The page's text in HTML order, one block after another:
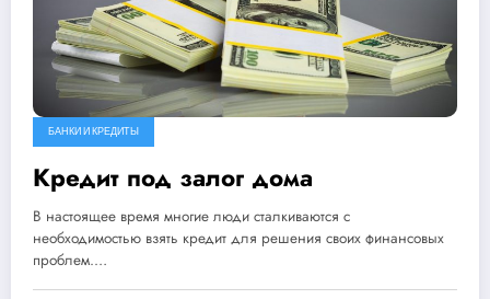
БАНКИ И КРЕДИТЫ
Кредит под залог дома
В настоящее время многие люди сталкиваются с
необходимостью взять кредит для решения своих финансовых
проблем.…